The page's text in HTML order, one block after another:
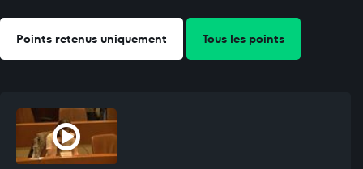
Points retenus uniquement Tous les points